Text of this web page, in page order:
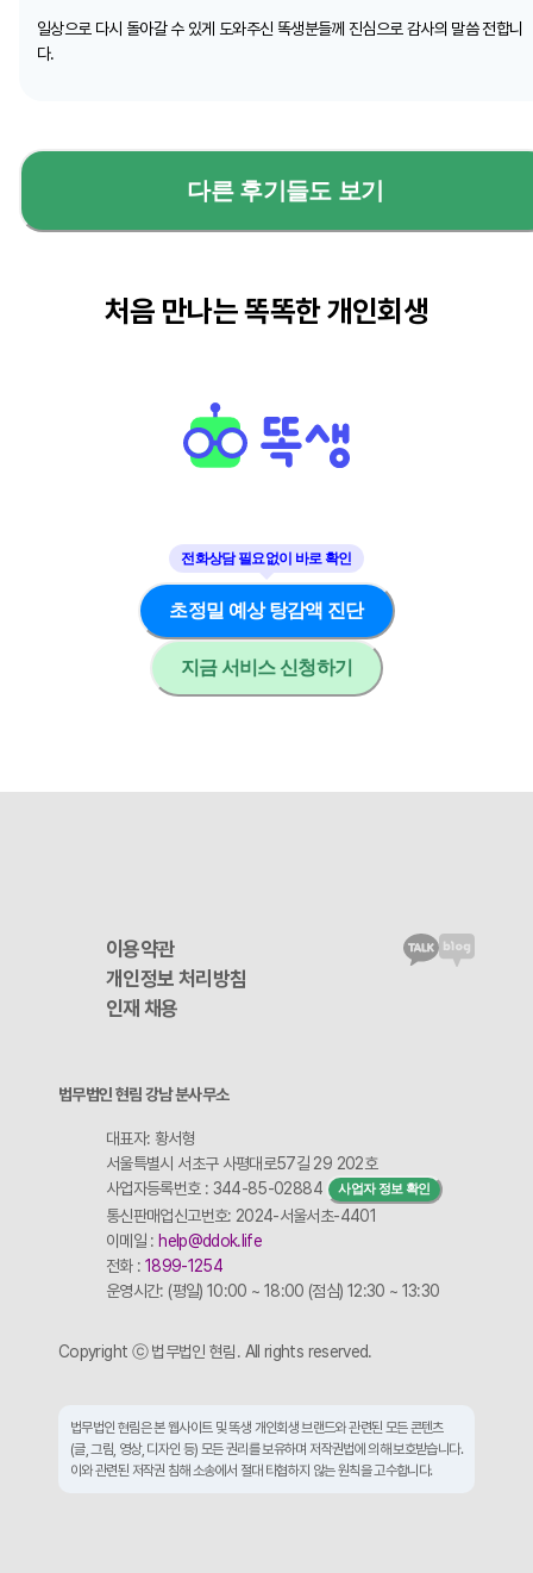
일상으로 다시 돌아갈 수 있게 도와주신 똑생분들께 진심으로 감사의 말씀 전합니
다.
다른 후기들도 보기
처음 만나는 똑똑한 개인회생
초정밀 예상 탕감액 진단
지금 서비스 신청하기
이용약관
개인정보 처리방침
인재 채용
법무법인 현림 강남 분사무소
대표자: 황서형
서울특별시 서초구 사평대로57길 29 202호
사업자등록번호 : 344-85-02884
사업자 정보 확인
통신판매업신고번호: 2024-서울서초-4401
이메일 : help@ddok.life
전화 : 1899-1254
운영시간: (평일) 10:00 ~ 18:00 (점심) 12:30 ~ 13:30
Copyright ⓒ 법무법인 현림. All rights reserved.
법무법인 현림은 본 웹사이트 및 똑생 개인회생 브랜드와 관련된 모든 콘텐츠
(글, 그림, 영상, 디자인 등) 모든 권리를 보유하며 저작권법에 의해 보호받습니다.
이와 관련된 저작권 침해 소송에서 절대 타협하지 않는 원칙을 고수합니다.